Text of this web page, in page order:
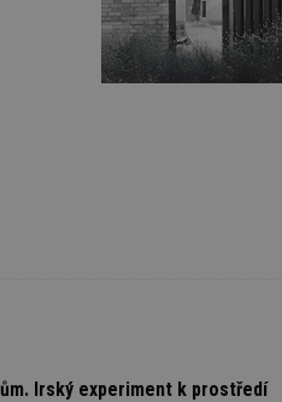
Irský experiment k prostředí